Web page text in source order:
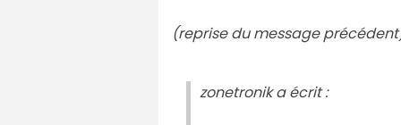
(reprise du message
zonetronik a écrit :